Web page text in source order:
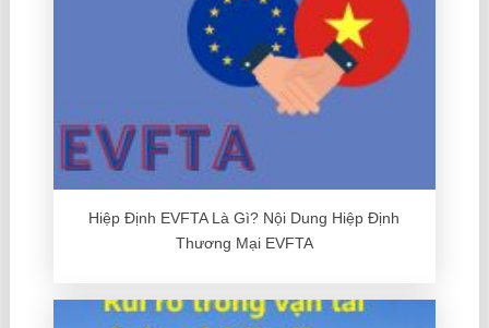
Hiệp Định EVFTA Là Gì? Nội Dung Hiệp Định
Thương Mại EVFTA